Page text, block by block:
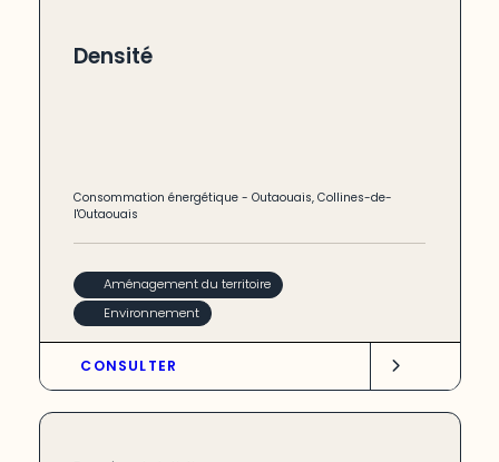
Densité
Consommation énergétique -Outaouais,Collines-de-
l'Outaouais
Aménagement du territoire
Environnement
CONSULTER